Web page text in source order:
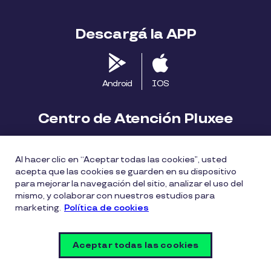
Descargá la APP
Android IOS
Centro de Atención Pluxee
consumidores.uy@pluxeegroup.com
Centro de reclamos
Política de Cookies Políticas de privacidad
Al hacer clic en “Aceptar todas las cookies”, usted
acepta que las cookies se guarden en su dispositivo
para mejorar la navegación del sitio, analizar el uso del
mismo, y colaborar con nuestros estudios para
marketing. Política de cookies
Aceptar todas las cookies